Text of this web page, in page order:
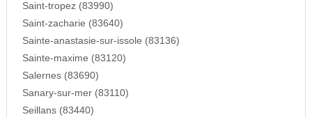
Saint-tropez (83990)
Saint-zacharie (83640)
Sainte-anastasie-sur-issole (83136)
Sainte-maxime (83120)
Salernes (83690)
Sanary-sur-mer (83110)
Seillans (83440)